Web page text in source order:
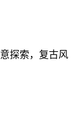
探索，复古风